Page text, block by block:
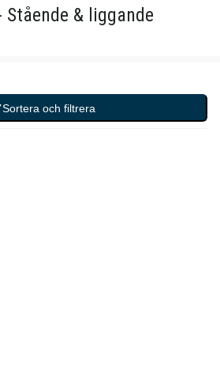
& liggande
Sortera och filtrera